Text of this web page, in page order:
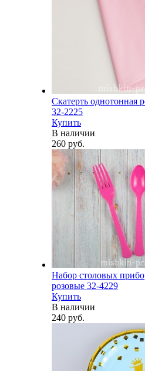
Скатерть однотонная
32-2225
Купить
В наличии
260 руб.
Набор столовых
розовые 32-4229
Купить
В наличии
240 руб.